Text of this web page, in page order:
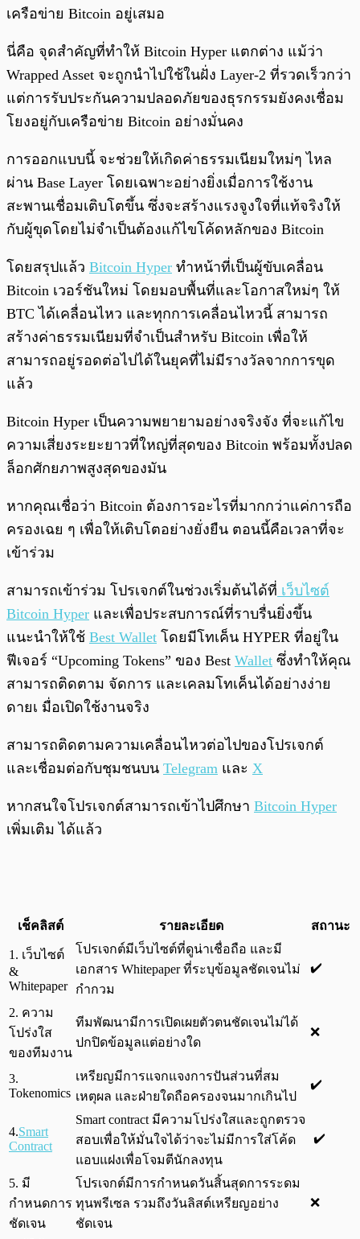
เครือข่าย Bitcoin อยู่เสมอ
นี่คือ จุดสำคัญที่ทำให้ Bitcoin Hyper แตกต่าง แม้ว่า
Wrapped Asset จะถูกนำไปใช้ในฝั่ง Layer-2 ที่รวดเร็วกว่า
แต่การรับประกันความปลอดภัยของธุรกรรมยังคงเชื่อม
โยงอยู่กับเครือข่าย Bitcoin อย่างมั่นคง
การออกแบบนี้ จะช่วยให้เกิดค่าธรรมเนียมใหม่ๆ ไหล
ผ่าน Base Layer โดยเฉพาะอย่างยิ่งเมื่อการใช้งาน
สะพานเชื่อมเติบโตขึ้น ซึ่งจะสร้างแรงจูงใจที่แท้จริงให้
กับผู้ขุดโดยไม่จำเป็นต้องแก้ไขโค้ดหลักของ Bitcoin
โดยสรุปแล้ว Bitcoin Hyper ทำหน้าที่เป็นผู้ขับเคลื่อน
Bitcoin เวอร์ชันใหม่ โดยมอบพื้นที่และโอกาสใหม่ๆ ให้
BTC ได้เคลื่อนไหว และทุกการเคลื่อนไหวนี้ สามารถ
สร้างค่าธรรมเนียมที่จำเป็นสำหรับ Bitcoin เพื่อให้
สามารถอยู่รอดต่อไปได้ในยุคที่ไม่มีรางวัลจากการขุด
แล้ว
Bitcoin Hyper เป็นความพยายามอย่างจริงจัง ที่จะแก้ไข
ความเสี่ยงระยะยาวที่ใหญ่ที่สุดของ Bitcoin พร้อมทั้งปลด
ล็อกศักยภาพสูงสุดของมัน
หากคุณเชื่อว่า Bitcoin ต้องการอะไรที่มากกว่าแค่การถือ
ครองเฉย ๆ เพื่อให้เติบโตอย่างยั่งยืน ตอนนี้คือเวลาที่จะ
เข้าร่วม
สามารถเข้าร่วม โปรเจกต์ในช่วงเริ่มต้นได้ที่ เว็บไซต์
Bitcoin Hyper และเพื่อประสบการณ์ที่ราบรื่นยิ่งขึ้น
แนะนำให้ใช้ Best Wallet โดยมีโทเค็น HYPER ที่อยู่ใน
ฟีเจอร์ “Upcoming Tokens” ของ Best Wallet ซึ่งทำให้คุณ
สามารถติดตาม จัดการ และเคลมโทเค็นได้อย่างง่าย
ดายเ มื่อเปิดใช้งานจริง
สามารถติดตามความเคลื่อนไหวต่อไปของโปรเจกต์
และเชื่อมต่อกับชุมชนบน Telegram และ X
หากสนใจโปรเจกต์สามารถเข้าไปศึกษา Bitcoin Hyper
เพิ่มเติม ได้แล้ว
เช็คลิสต์ รายละเอียด สถานะ
1. เว็บไซต์
&
Whitepaper
โปรเจกต์มีเว็บไซต์ที่ดูน่าเชื่อถือ และมี
เอกสาร Whitepaper ที่ระบุข้อมูลชัดเจนไม่
กำกวม
✔️
2. ความ
โปร่งใส
ของทีมงาน
ทีมพัฒนามีการเปิดเผยตัวตนชัดเจนไม่ได้
ปกปิดข้อมูลแต่อย่างใด
❌
3.
Tokenomics
เหรียญมีการแจกแจงการปันส่วนที่สม
เหตุผล และฝ่ายใดถือครองจนมากเกินไป
✔️
4.Smart
Contract
Smart contract มีความโปร่งใสและถูกตรวจ
สอบเพื่อให้มั่นใจได้ว่าจะไม่มีการใส่โค้ด
แอบแฝงเพื่อโจมตีนักลงทุน
✔️
5. มี
กำหนดการ
ชัดเจน
โปรเจกต์มีการกำหนดวันสิ้นสุดการระดม
ทุนพรีเซล รวมถึงวันลิสต์เหรียญอย่าง
ชัดเจน
❌